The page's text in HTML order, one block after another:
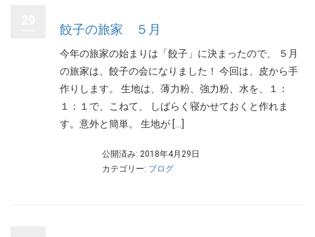
餃子の旅家 ５月
今年の旅家の始まりは「餃子」に決まったので、 ５月
の旅家は、餃子の会になりました！ 今回は、皮から手
作りします。 生地は、薄力粉、強力粉、水を、１：
１：１で、こねて、 しばらく寝かせておくと作れま
す。意外と簡単。 生地が […]
公開済み: 2018年4月29日
カテゴリー: ブログ